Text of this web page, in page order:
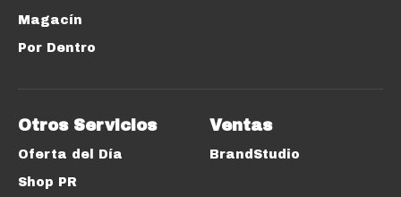
Magacín
Por Dentro
Otros Servicios
Oferta del Día
Shop PR
Ventas
BrandStudio